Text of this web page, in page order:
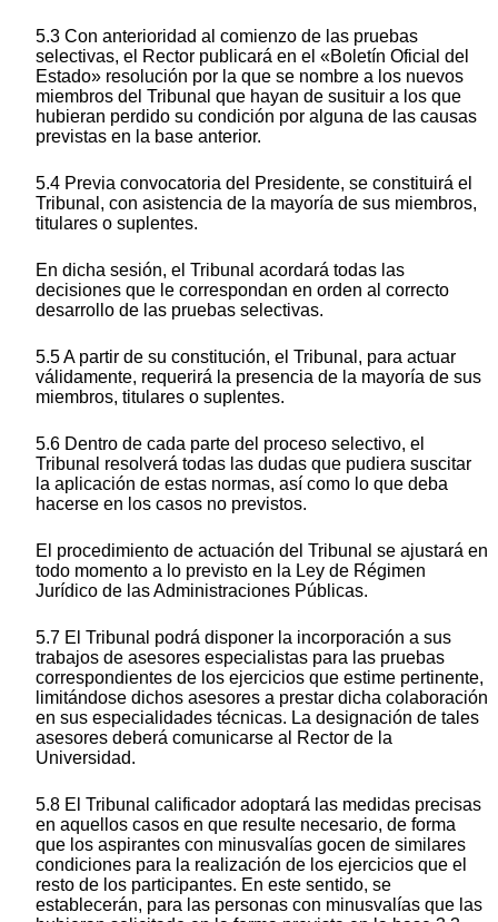
5.3 Con anterioridad al comienzo de las pruebas
selectivas, el Rector publicará en el «Boletín Oficial del
Estado» resolución por la que se nombre a los nuevos
miembros del Tribunal que hayan de susituir a los que
hubieran perdido su condición por alguna de las causas
previstas en la base anterior.
5.4 Previa convocatoria del Presidente, se constituirá el
Tribunal, con asistencia de la mayoría de sus miembros,
titulares o suplentes.
En dicha sesión, el Tribunal acordará todas las
decisiones que le correspondan en orden al correcto
desarrollo de las pruebas selectivas.
5.5 A partir de su constitución, el Tribunal, para actuar
válidamente, requerirá la presencia de la mayoría de sus
miembros, titulares o suplentes.
5.6 Dentro de cada parte del proceso selectivo, el
Tribunal resolverá todas las dudas que pudiera suscitar
la aplicación de estas normas, así como lo que deba
hacerse en los casos no previstos.
El procedimiento de actuación del Tribunal se ajustará en
todo momento a lo previsto en la Ley de Régimen
Jurídico de las Administraciones Públicas.
5.7 El Tribunal podrá disponer la incorporación a sus
trabajos de asesores especialistas para las pruebas
correspondientes de los ejercicios que estime pertinente,
limitándose dichos asesores a prestar dicha colaboración
en sus especialidades técnicas. La designación de tales
asesores deberá comunicarse al Rector de la
Universidad.
5.8 El Tribunal calificador adoptará las medidas precisas
en aquellos casos en que resulte necesario, de forma
que los aspirantes con minusvalías gocen de similares
condiciones para la realización de los ejercicios que el
resto de los participantes. En este sentido, se
establecerán, para las personas con minusvalías que las